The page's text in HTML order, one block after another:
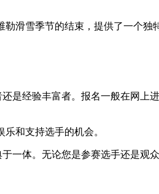
滑雪季节的结束，提供了一个
是经验丰富者。报名一般在网
和支持选手的机会。
一体。无论您是参赛选手还是